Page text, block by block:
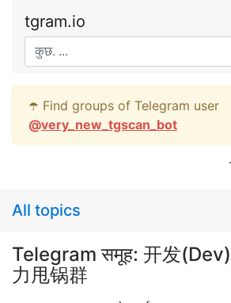
tgram.io
☂️ Find groups of Telegram user
@very_new_tgscan_bot
All topics
Telegram समूह: 开发
力甩锅群